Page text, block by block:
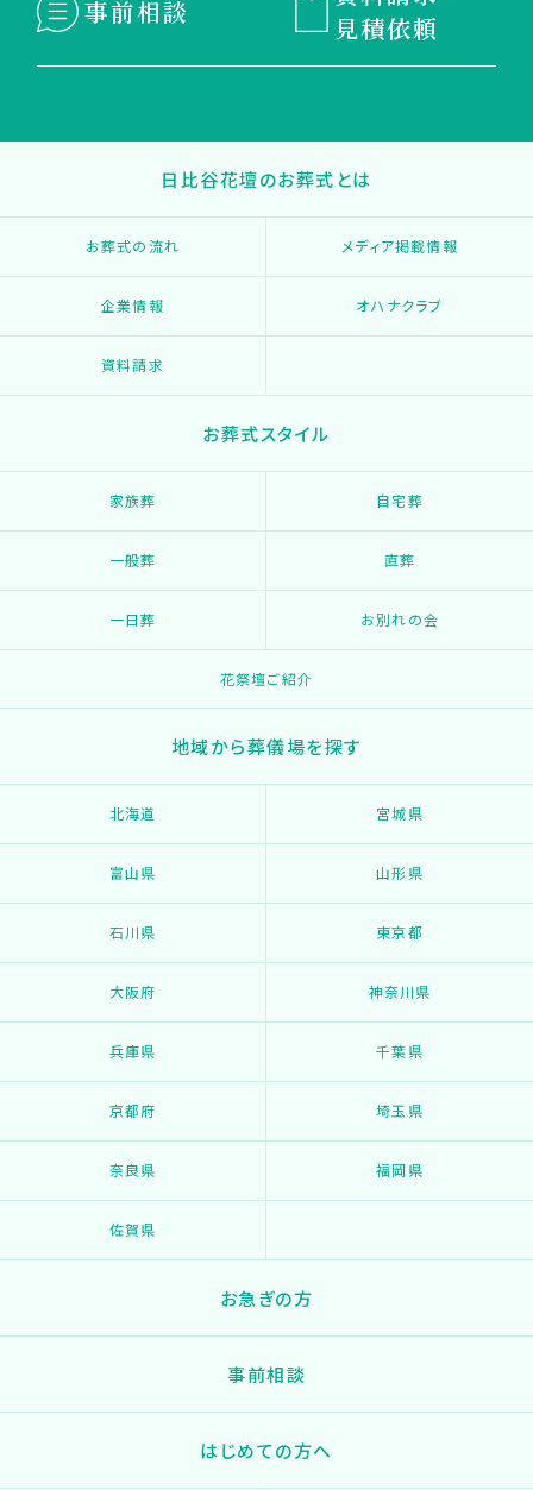
事前相談
見積依頼
日比谷花壇のお葬式とは
お葬式の流れ メディア掲載情報
企業情報 オハナクラブ
資料請求
お葬式スタイル
家族葬 自宅葬
一般葬 直葬
一日葬 お別れの会
花祭壇ご紹介
地域から葬儀場を探す
北海道 宮城県
富山県 山形県
石川県 東京都
大阪府 神奈川県
兵庫県 千葉県
京都府 埼玉県
奈良県 福岡県
佐賀県
お急ぎの方
事前相談
はじめての方へ